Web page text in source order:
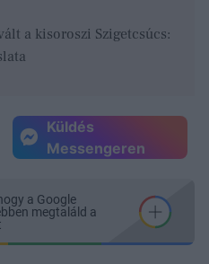
a kisoroszi Szigetcsúcs:
Küldés
Messengeren
a Google
megtaláld a